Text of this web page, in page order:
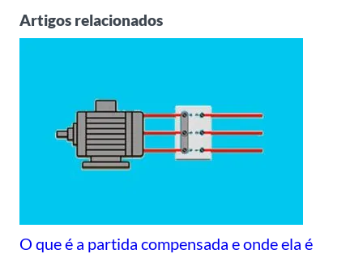
Artigos relacionados
O que é a partida compensada e onde ela é